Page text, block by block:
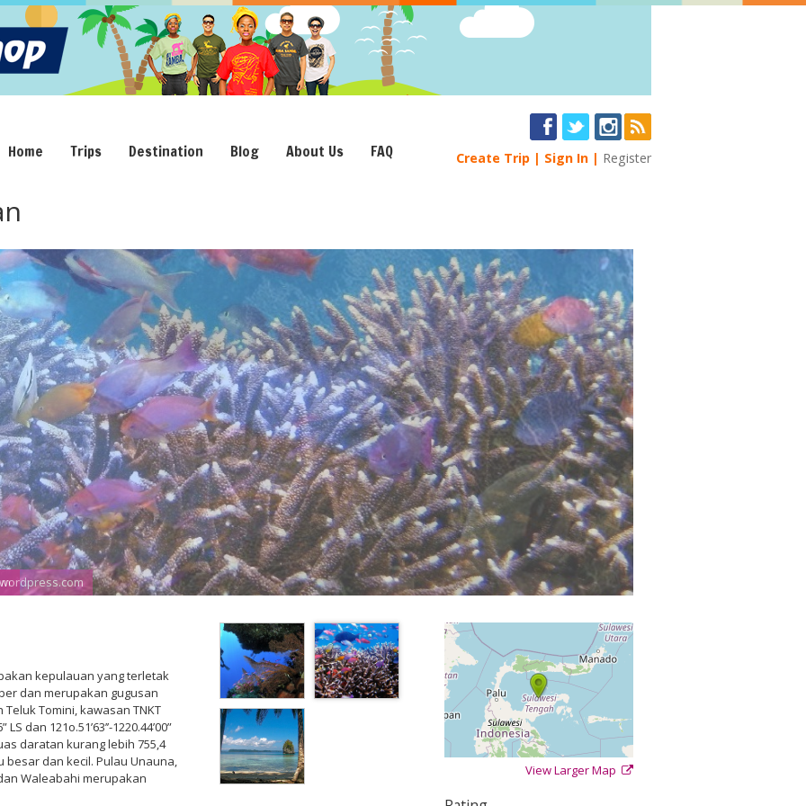
Home Trips Destination Blog About Us FAQ Create Trip Sign In Register
kepulauan yang terletak
dan merupakan gugusan
Tomini, kawasan TNKT
dan 121o.51’63’’-1220.44’00”
daratan kurang lebih 755,4
besar dan kecil. Pulau Unauna,
Waleabahi merupakan
View Larger Map